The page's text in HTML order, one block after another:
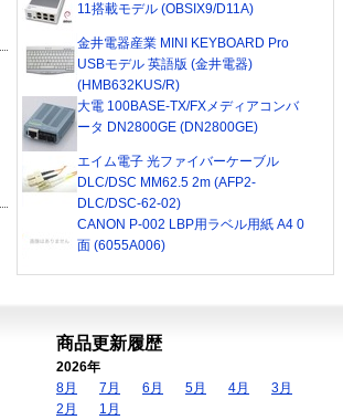
11搭載モデル (OBSIX9/D11A)
金井電器産業 MINI KEYBOARD Pro
USBモデル 英語版 (金井電器)
(HMB632KUS/R)
大電 100BASE-TX/FXメディアコンバ
ータ DN2800GE (DN2800GE)
エイム電子 光ファイバーケーブル
DLC/DSC MM62.5 2m (AFP2-
DLC/DSC-62-02)
CANON P-002 LBP用ラベル用紙 A4 0
面 (6055A006)
商品更新履歴
2026年
8月
7月 6月 5月 4月
3月
2月
1月